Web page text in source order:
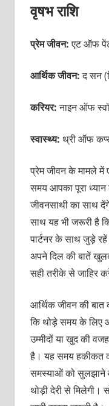
वृषभ राशि
प्रेम जीवन:एट ऑफ
आर्थिक जीवन:द सन
करियर:नाइन ऑफ
स्वास्थ्य: थ्री ऑफ
प्रेम जीवन के मामले
समय आपका पूरा
जीवनसाथी का साथ
साथ यह भी जरूरी है
पार्टनर के साथ जुड़े
अपने दिल की बातें
सही तरीके से जाहिर
आर्थिक जीवन की बात
कि थोड़े समय के लिए
उम्मीदों या खुद की
है। यह समय हकीकत
समस्याओं को सुलझाने
थोड़ी देरी से मिलेगी।